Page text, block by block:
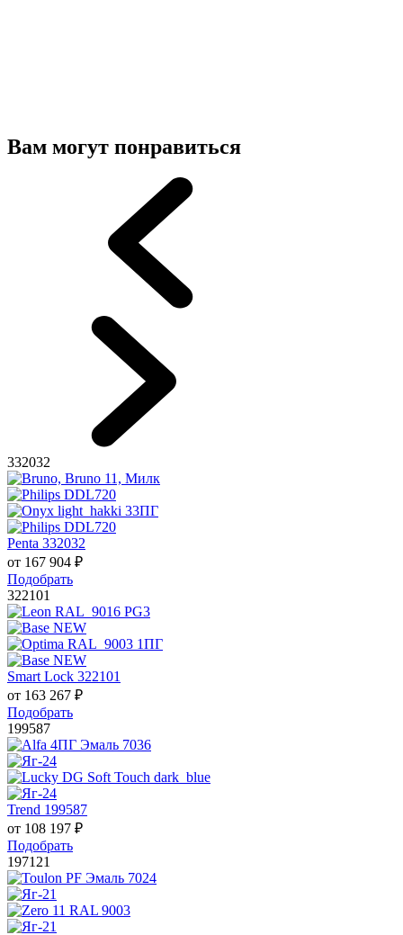
Вам могут понравиться
332032
Penta 332032
от 167 904 ₽
Подобрать
322101
Smart Lock 322101
от 163 267 ₽
Подобрать
199587
Trend 199587
от 108 197 ₽
Подобрать
197121